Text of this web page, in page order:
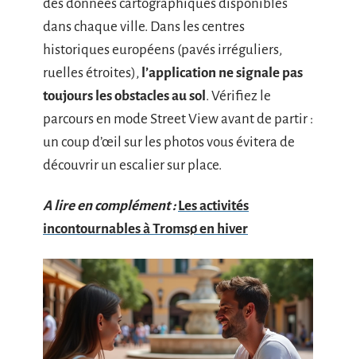
des données cartographiques disponibles
dans chaque ville. Dans les centres
historiques européens (pavés irréguliers,
ruelles étroites), l’application ne signale pas
toujours les obstacles au sol. Vérifiez le
parcours en mode Street View avant de partir :
un coup d’œil sur les photos vous évitera de
découvrir un escalier sur place.
A lire en complément : Les activités
incontournables à Tromsø en hiver